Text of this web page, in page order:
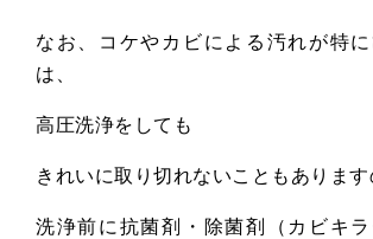
なお、コケやカビによる汚れが特
は、
高圧洗浄をしても
きれいに取り切れないこともあります
洗浄前に抗菌剤・除菌剤（カビキ